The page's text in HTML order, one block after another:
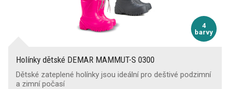
4
barvy
Holínky dětské DEMAR MAMMUT-S 0300
Dětské zateplené holínky jsou ideální pro deštivé podzimní
a zimní počasí